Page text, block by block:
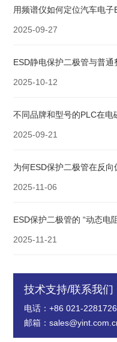
用频谱仪如何定位汽车电
2025-09-27
ESD静电保护二极管与普
2025-10-12
不同品牌和型号的PLC在电
2025-09-21
为何ESD保护二极管在反向
2025-11-06
ESD保护二极管的 “动态电
2025-11-21
技术支持/联系我们
电话：+86 021-
邮箱：